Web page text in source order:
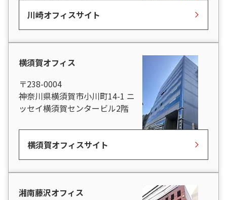
川崎オフィスサイト
横須賀オフィス
〒238-0004
神奈川県横須賀市小川町14-1 ニ
ッセイ横須賀センタービル2階
横須賀オフィスサイト
湘南藤沢オフィス